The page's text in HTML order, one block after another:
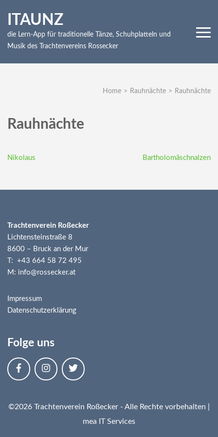
ITAUNZ
die Lern-App für traditionelle Tänze, Schuhplatteln und
Musik des Trachtenvereins Rossecker
Home > Rauhnächte > Rauhnächte
Rauhnächte
Beitragsnavigation
Nikolaus Bartholomäschnalzen
Trachtenverein Roßecker
Lichtensteinstraße 8
8600 – Bruck an der Mur
T: +43 664 58 72 495
M: info@rossecker.at
Impressum
Datenschutzerklärung
Folge uns
©2026 Trachtenverein Roßecker - Alle Rechte vorbehalten |
mea IT Services